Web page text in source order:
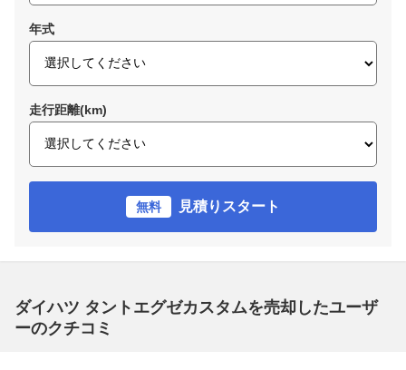
年式
走行距離(km)
無料 見積りスタート
ダイハツ タントエグゼカスタムを売却したユーザ
ーのクチコミ